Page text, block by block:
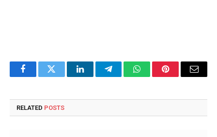
FacebookTwitter LinkedInTelegramWhatsAppPinterestEmail
RELATED POSTS